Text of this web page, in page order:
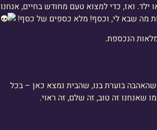
ואז, כדי למצוא טעם מחודש בחיים, אנחנו
מה שבא לי, וכסף! מלא כספים של כסף!
הנכספת.
בוערת בנו, שהבית נמצא כאן – בכל
שאנחנו זה טוב, זה שלם, זה ראוי.